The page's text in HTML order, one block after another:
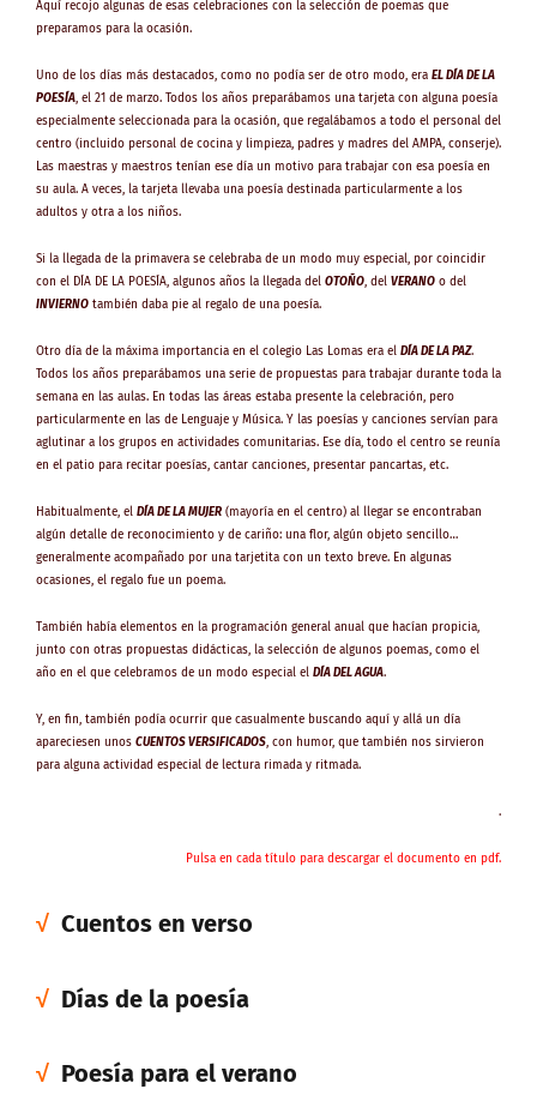
Aquí recojo algunas de esas celebraciones con la selección de poemas que
preparamos para la ocasión.
Uno de los días más destacados, como no podía ser de otro modo, era EL DÍA DE LA
POESÍA, el 21 de marzo. Todos los años preparábamos una tarjeta con alguna poesía
especialmente seleccionada para la ocasión, que regalábamos a todo el personal del
centro (incluido personal de cocina y limpieza, padres y madres del AMPA, conserje).
Las maestras y maestros tenían ese día un motivo para trabajar con esa poesía en
su aula. A veces, la tarjeta llevaba una poesía destinada particularmente a los
adultos y otra a los niños.
Si la llegada de la primavera se celebraba de un modo muy especial, por coincidir
con el DÍA DE LA POESÍA, algunos años la llegada del OTOÑO, del VERANOo del
INVIERNOtambién daba pie al regalo de una poesía.
Otro día de la máxima importancia en el colegio Las Lomas era el DÍA DE LA PAZ.
Todos los años preparábamos una serie de propuestas para trabajar durante toda la
semana en las aulas. En todas las áreas estaba presente la celebración, pero
particularmente en las de Lenguaje y Música. Y las poesías y canciones servían para
aglutinar a los grupos en actividades comunitarias. Ese día, todo el centro se reunía
en el patio para recitar poesías, cantar canciones, presentar pancartas, etc.
Habitualmente, el DÍA DE LA MUJER(mayoría en el centro) al llegar se encontraban
algún detalle de reconocimiento y de cariño: una flor, algún objeto sencillo…
generalmente acompañado por una tarjetita con un texto breve. En algunas
ocasiones, el regalo fue un poema.
También había elementos en la programación general anual que hacían propicia,
junto con otras propuestas didácticas, la selección de algunos poemas, como el
año en el que celebramos de un modo especial el DÍA DEL AGUA.
Y, en fin, también podía ocurrir que casualmente buscando aquí y allá un día
apareciesen unos CUENTOS VERSIFICADOS, con humor, que también nos sirvieron
para alguna actividad especial de lectura rimada y ritmada.
.
Pulsa en cada título para descargar el documento en pdf.
√ Cuentos en verso
√ Días de la poesía
√ Poesía para el verano